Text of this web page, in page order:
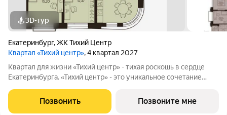
3D-тур
Екатеринбург,ЖК Тихий Центр
Квартал «Тихий центр», 4 квартал 2027
Квартал для жизни «Тихий центр» - тихая роскошь в сердце
Екатеринбурга. «Тихий центр» - это уникальное сочетание
инфраструктуры. Соседство с главными
достопримечательностями, лучшими ресторанами и
Позвонить Позвоните мне